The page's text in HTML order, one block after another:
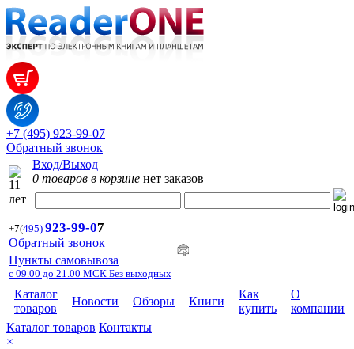
+7 (495) 923-99-07
Обратный звонок
Вход/Выход
0 товаров в корзине нет заказов
+7(495) 923-99-07
Обратный звонок
Пункты самовывоза
с 09.00 до 21.00 МСК Без выходных
Каталог
товаров
Новости Обзоры Книги
Как
купить
О
компании
Каталог товаров Контакты
×